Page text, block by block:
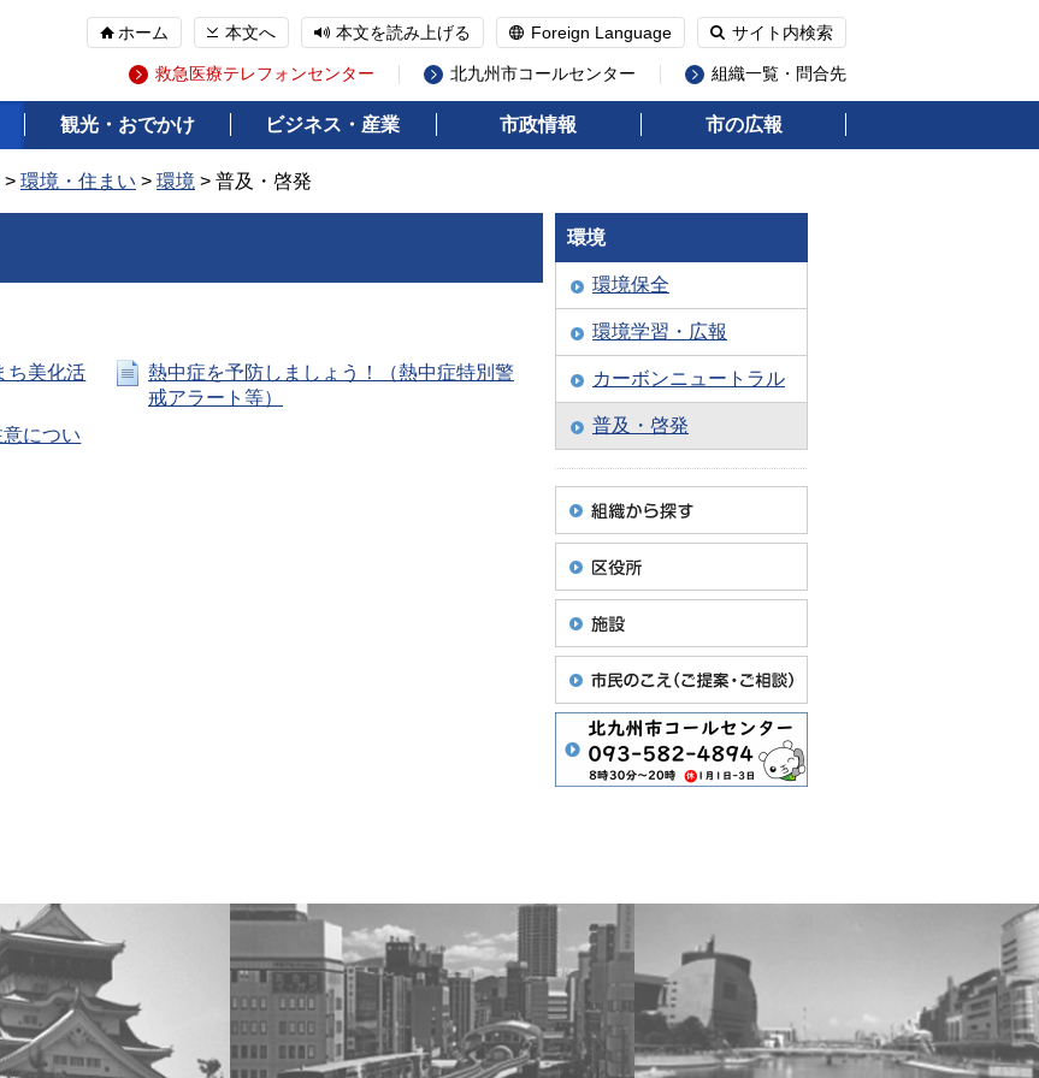
ホーム 本文へ 本文を読み上げる Foreign Language サイト内検索
救急医療テレフォンセンター 北九州市コールセンター 組織一覧・問合先
観光・おでかけ ビジネス・産業 市政情報 市の広報
> 環境・住まい > 環境 > 普及・啓発
ち美化活
熱中症を予防しましょう！（熱中症特別警
戒アラート等）
につい
環境
環境保全
環境学習・広報
カーボンニュートラル
普及・啓発